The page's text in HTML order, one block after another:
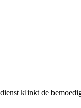
klinkt de